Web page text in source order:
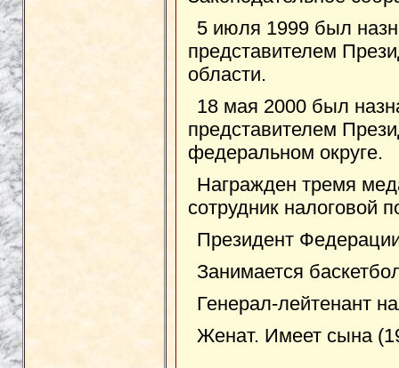
5 июля 1999 был
представителем
области.
18 мая 2000 был
представителем
федеральном округе.
Награжден тремя
сотрудник налоговой
Президент
Занимается
Генерал-лейтенант
Женат. Имеет сына